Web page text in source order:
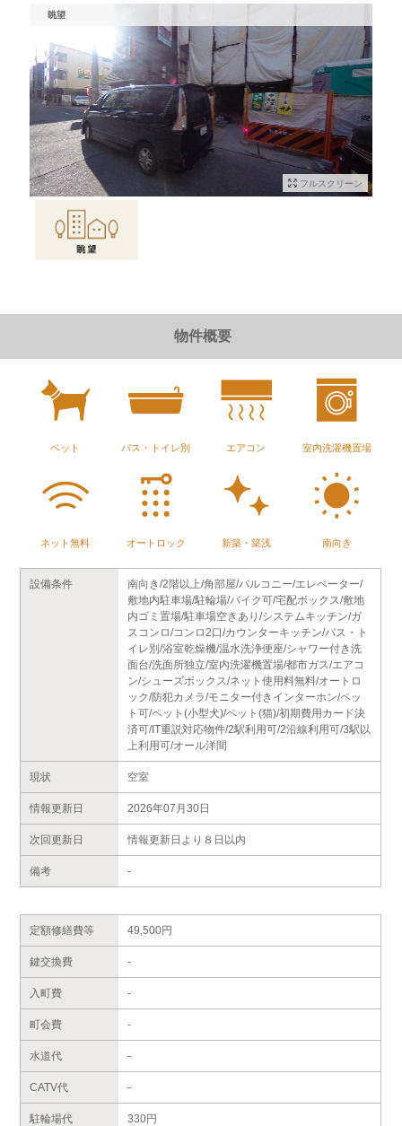
物件情報に戻る
眺望
フルスクリーン
物件概要
ペット バス・トイレ別 エアコン 室内洗濯機置場
ネット無料 オートロック 新築・築浅 南向き
設備条件
南向き/2階以上/角部屋/バルコニー/エレベーター/
敷地内駐車場/駐輪場/バイク可/宅配ボックス/敷地
内ゴミ置場/駐車場空きあり/システムキッチン/ガ
スコンロ/コンロ2口/カウンターキッチン/バス・ト
イレ別/浴室乾燥機/温水洗浄便座/シャワー付き洗
面台/洗面所独立/室内洗濯機置場/都市ガス/エアコ
ン/シューズボックス/ネット使用料無料/オートロ
ック/防犯カメラ/モニター付きインターホン/ペッ
ト可/ペット(小型犬)/ペット(猫)/初期費用カード決
済可/IT重説対応物件/2駅利用可/2沿線利用可/3駅以
上利用可/オール洋間
現状 空室
情報更新日 2026年07月30日
次回更新日 情報更新日より８日以内
備考 -
定額修繕費等 49,500円
鍵交換費 -
入町費 -
町会費 -
水道代 -
CATV代 -
駐輪場代 330円